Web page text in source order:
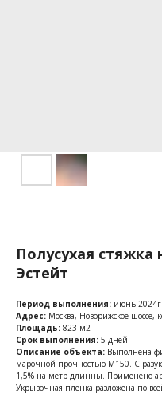
Полусухая стяжка
Эстейт
Период выполнения: июнь 2024г.
Адрес: Москва, Новорижское шоссе,
Площадь: 823 м2
Срок выполнения: 5 дней.
Описание объекта: Выполнена
марочной прочностью М150. С
1,5% на метр длинны. Применено
Укрывочная пленка разложена по